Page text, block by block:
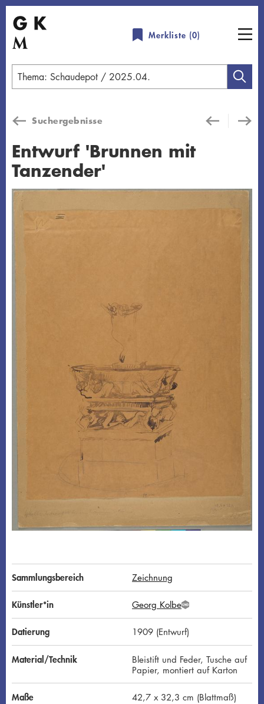
Direkt
zum
Inhalt
Merkliste (0)
Geben
Sie
Suchbegriff
Suchergebnisse
Entwurf 'Brunnen mit
Tanzender'
Übersicht schließen
Sammlungsbereich Zeichnung
Künstler*in Georg KolbeG
N
D
Datierung 1909 (Entwurf)
Material/Technik
Bleistift und Feder, Tusche auf
Papier, montiert auf Karton
Maße 42,7 x 32,3 cm (Blattmaß)